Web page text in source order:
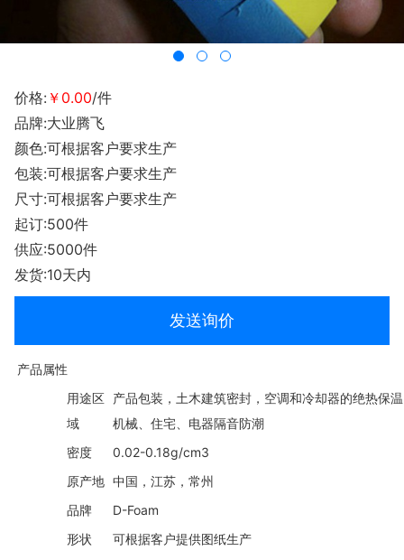
价格: ￥0.00/件
品牌:大业腾飞
颜色:可根据客户要求生产
包装:可根据客户要求生产
尺寸:可根据客户要求生产
起订:500件
供应:5000件
发货:10天内
发送询价
产品属性
用途区
域
产品包装，土木建筑密封，空调和冷却器的绝热保
机械、住宅、电器隔音防潮
密度
0.02-0.18g/cm3
原产地 中国，江苏，常州
品牌
D-Foam
形状
可根据客户提供图纸生产